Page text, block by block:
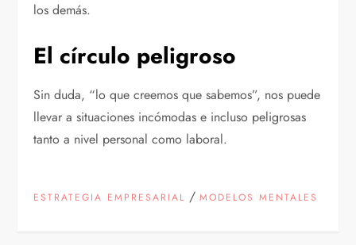
los demás.
El círculo peligroso
Sin duda, “lo que creemos que sabemos”, nos puede
llevar a situaciones incómodas e incluso peligrosas
tanto a nivel personal como laboral.
ESTRATEGIA EMPRESARIAL /MODELOS MENTALES